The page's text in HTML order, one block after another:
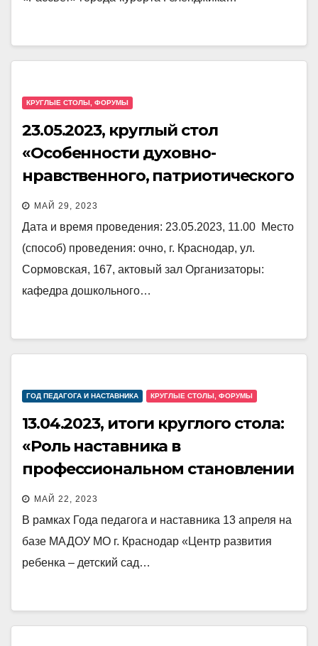
КРУГЛЫЕ СТОЛЫ, ФОРУМЫ
23.05.2023, круглый стол
«Особенности духовно-
нравственного, патриотического
воспитания детей в казачьей
дошкольной образовательной
организации»
МАЙ 29, 2023
Дата и время проведения: 23.05.2023, 11.00 Место
(способ) проведения: очно, г. Краснодар, ул.
Сормовская, 167, актовый зал Организаторы:
кафедра дошкольного…
ГОД ПЕДАГОГА И НАСТАВНИКА КРУГЛЫЕ СТОЛЫ, ФОРУМЫ
13.04.2023, итоги круглого стола:
«Роль наставника в
профессиональном становлении
молодого педагога в условиях
инклюзивной среды ДОО»
МАЙ 22, 2023
В рамках Года педагога и наставника 13 апреля на
базе МАДОУ МО г. Краснодар «Центр развития
ребенка – детский сад…